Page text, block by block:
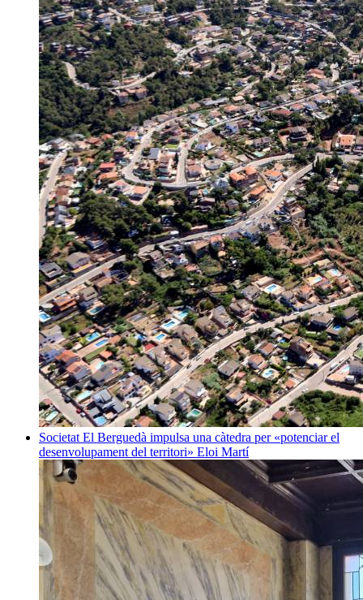
Societat El Berguedà impulsa una càtedra per «potenciar el
desenvolupament del territori» Eloi Martí